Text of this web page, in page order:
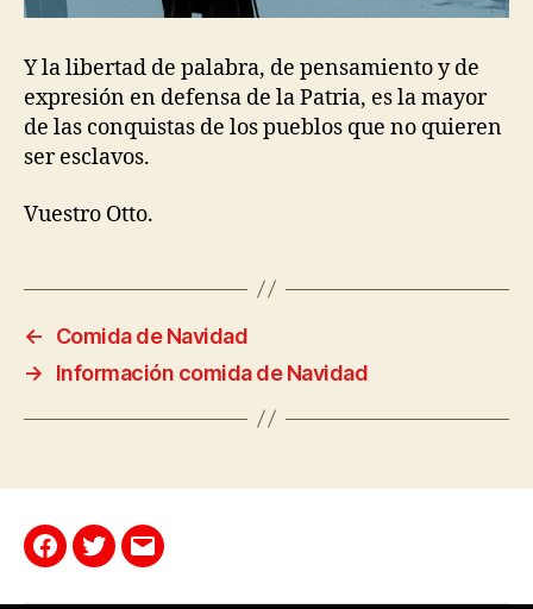
Y la libertad de palabra, de pensamiento y de
expresión en defensa de la Patria, es la mayor
de las conquistas de los pueblos que no quieren
ser esclavos.
Vuestro Otto.
←
Comida de Navidad
→
Información comida de Navidad